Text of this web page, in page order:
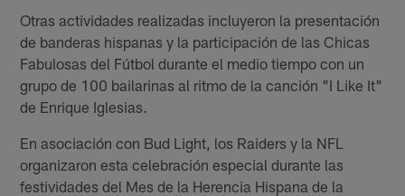
Otras actividades realizadas incluyeron la presentación
de banderas hispanas y la participación de las Chicas
Fabulosas del Fútbol durante el medio tiempo con un
grupo de 100 bailarinas al ritmo de la canción "I Like It"
de Enrique Iglesias.
En asociación con Bud Light, los Raiders y la NFL
organizaron esta celebración especial durante las
festividades del Mes de la Herencia Hispana de la